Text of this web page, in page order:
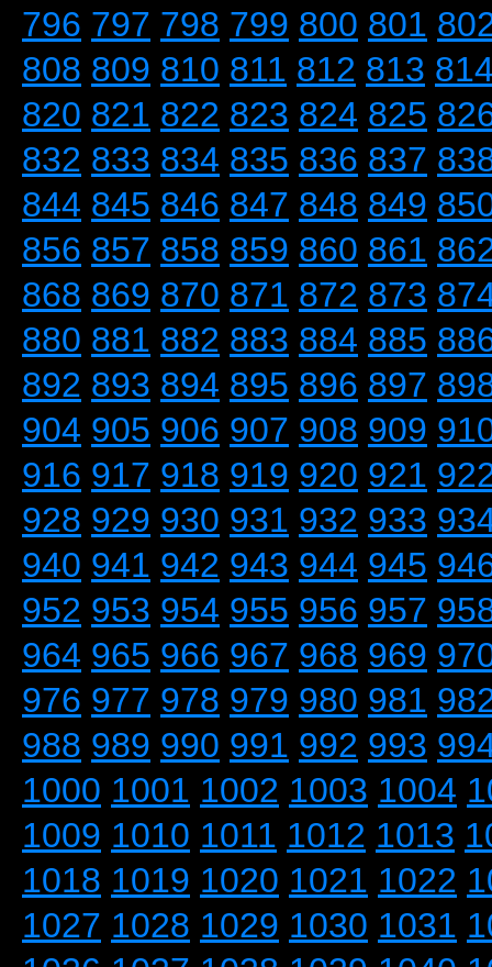
796 797 798 799 800 801
808 809 810 811 812 813
820 821 822 823 824 825
832 833 834 835 836 837
844 845 846 847 848 849
856 857 858 859 860 861
868 869 870 871 872 873
880 881 882 883 884 885
892 893 894 895 896 897
904 905 906 907 908 909
916 917 918 919 920 921
928 929 930 931 932 933
940 941 942 943 944 945
952 953 954 955 956 957
964 965 966 967 968 969
976 977 978 979 980 981
988 989 990 991 992 993
1000 1001 1002 1003 1004
1009 1010 1011 1012 1013
1018 1019 1020 1021 1022
1027 1028 1029 1030 1031